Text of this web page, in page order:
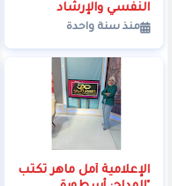
النفسي والإرشاد
الاجتماعي
منذ سنة واحدة
الإعلامية أمل ماهر تكتب